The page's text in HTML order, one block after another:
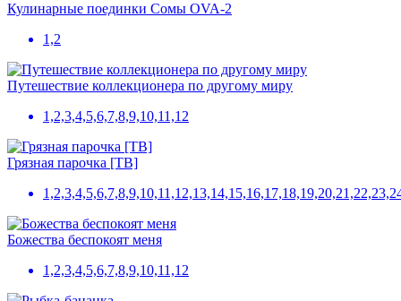
Кулинарные поединки Сомы OVA-2
1,2
Путешествие коллекционера по другому миру
1,2,3,4,5,6,7,8,9,10,11,12
Грязная парочка [ТВ]
Божества беспокоят меня
1,2,3,4,5,6,7,8,9,10,11,12